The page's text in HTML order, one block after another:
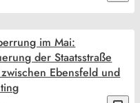
im Mai:
der Staatsstraße
Ebensfeld und